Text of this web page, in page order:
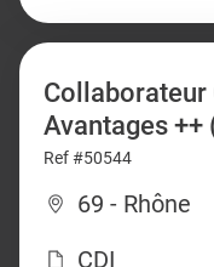
Collaborateur
Avantages ++
Ref #50544
69 - Rhône
CDI